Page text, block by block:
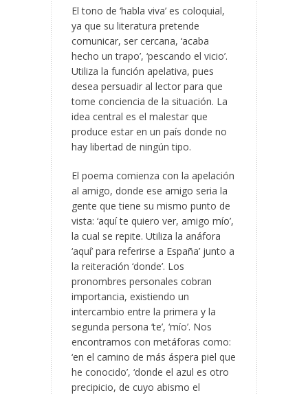
El tono de ‘habla viva’ es coloquial,
ya que su literatura pretende
comunicar, ser cercana, ‘acaba
hecho un trapo’, ‘pescando el vicio’.
Utiliza la función apelativa, pues
desea persuadir al lector para que
tome conciencia de la situación. La
idea central es el malestar que
produce estar en un país donde no
hay libertad de ningún tipo.
El poema comienza con la apelación
al amigo, donde ese amigo seria la
gente que tiene su mismo punto de
vista: ‘aquí te quiero ver, amigo mío’,
la cual se repite. Utiliza la anáfora
‘aquí’ para referirse a España’ junto a
la reiteración ‘donde’. Los
pronombres personales cobran
importancia, existiendo un
intercambio entre la primera y la
segunda persona ‘te’, ‘mío’. Nos
encontramos con metáforas como:
‘en el camino de más áspera piel que
he conocido’, ‘donde el azul es otro
precipicio, de cuyo abismo el